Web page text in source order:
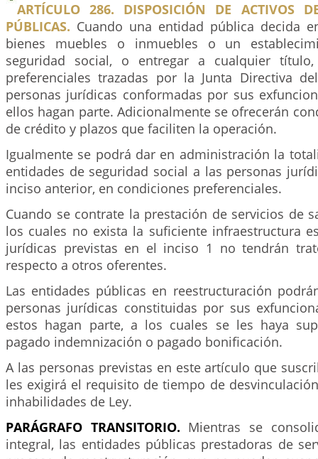
ARTÍCULO 286. DISPOSICIÓN DE ACTIVOS
PÚBLICAS. Cuando una entidad pública decida
bienes muebles o inmuebles o un
seguridad social, o entregar a cualquier
preferenciales trazadas por la Junta Directiva
personas jurídicas conformadas por sus
ellos hagan parte. Adicionalmente se ofrecerán
de crédito y plazos que faciliten la operación.
Igualmente se podrá dar en administración la
entidades de seguridad social a las personas
inciso anterior, en condiciones preferenciales.
Cuando se contrate la prestación de servicios de
los cuales no exista la suficiente infraestructura
jurídicas previstas en el inciso 1 no tendrán
respecto a otros oferentes.
Las entidades públicas en reestructuración
personas jurídicas constituidas por sus
estos hagan parte, a los cuales se les haya
pagado indemnización o pagado bonificación.
A las personas previstas en este artículo que
les exigirá el requisito de tiempo de
inhabilidades de Ley.
PARÁGRAFO TRANSITORIO. Mientras se
integral, las entidades públicas prestadoras de